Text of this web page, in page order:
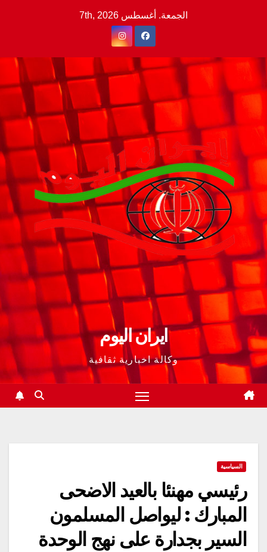
الجمعة. أغسطس 7th, 2026
ايران اليوم
وكالة اخبارية ثقافية
السياسية
رئيسي مهنئا بالعيد الاضحى
المبارك : ليواصل المسلمون
السير بجدارة على نهج الوحدة